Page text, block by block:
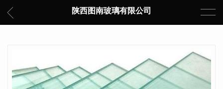
陕西图南玻璃有限公司